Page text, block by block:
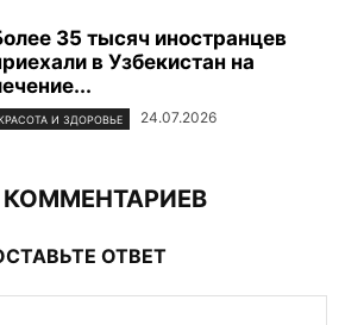
35 тысяч иностранцев
в Узбекистан на
И ЗДОРОВЬЕ 24.07.2026
КОММЕНТАРИЕВ
ОТВЕТ